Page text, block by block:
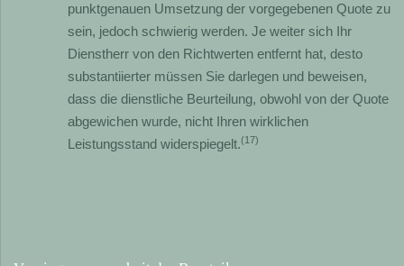
punktgenauen Umsetzung der vorgegebenen Quote zu
sein, jedoch schwierig werden. Je weiter sich Ihr
Dienstherr von den Richtwerten entfernt hat, desto
substantiierter müssen Sie darlegen und beweisen,
dass die dienstliche Beurteilung, obwohl von der Quote
abgewichen wurde, nicht Ihren wirklichen
Leistungsstand widerspiegelt.(17)